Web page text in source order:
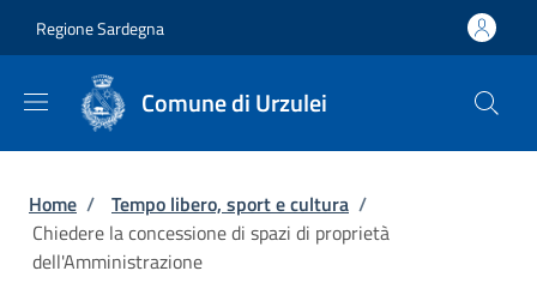
Regione Sardegna
Comune di Urzulei
Briciole di pane
Home / Tempo libero, sport e cultura /
Chiedere la concessione di spazi di proprietà
dell'Amministrazione